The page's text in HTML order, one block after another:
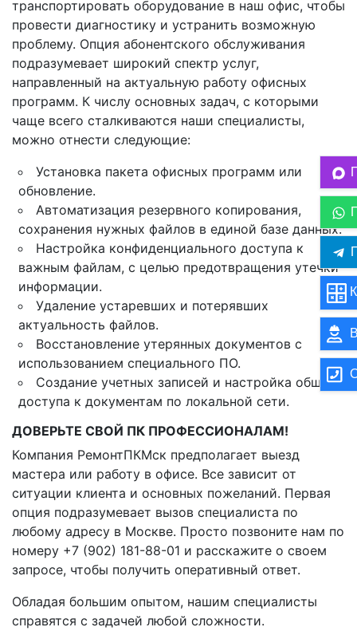
транспортировать оборудование в наш офис, чтобы
провести диагностику и устранить возможную
проблему. Опция абонентского обслуживания
подразумевает широкий спектр услуг,
направленный на актуальную работу офисных
программ. К числу основных задач, с которыми
чаще всего сталкиваются наши специалисты,
можно отнести следующие:
Установка пакета офисных программ или
обновление.
Автоматизация резервного копирования,
сохранения нужных файлов в единой базе данных.
Настройка конфиденциального доступа к
важным файлам, с целью предотвращения утечки
информации.
Удаление устаревших и потерявших
актуальность файлов.
Восстановление утерянных документов с
использованием специального ПО.
Создание учетных записей и настройка общего
доступа к документам по локальной сети.
ДОВЕРЬТЕ СВОЙ ПК ПРОФЕССИОНАЛАМ!
Компания РемонтПКМск предполагает выезд
мастера или работу в офисе. Все зависит от
ситуации клиента и основных пожеланий. Первая
опция подразумевает вызов специалиста по
любому адресу в Москве. Просто позвоните нам по
номеру +7 (902) 181-88-01 и расскажите о своем
запросе, чтобы получить оперативный ответ.
Обладая большим опытом, нашим специалисты
справятся с задачей любой сложности.